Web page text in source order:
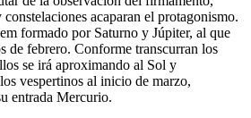
acaparan el protagonismo.
formado por Saturno y Júpiter, al que
de febrero. Conforme transcurran los
se irá aproximando al Sol y
vespertinos al inicio de marzo,
entrada Mercurio.